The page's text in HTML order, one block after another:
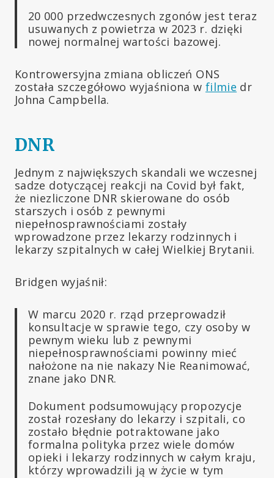
20 000 przedwczesnych zgonów jest teraz
usuwanych z powietrza w 2023 r. dzięki
nowej normalnej wartości bazowej.
Kontrowersyjna zmiana obliczeń ONS
została szczegółowo wyjaśniona w filmie dr
Johna Campbella.
DNR
Jednym z największych skandali we wczesnej
sadze dotyczącej reakcji na Covid był fakt,
że niezliczone DNR skierowane do osób
starszych i osób z pewnymi
niepełnosprawnościami zostały
wprowadzone przez lekarzy rodzinnych i
lekarzy szpitalnych w całej Wielkiej Brytanii.
Bridgen wyjaśnił:
W marcu 2020 r. rząd przeprowadził
konsultacje w sprawie tego, czy osoby w
pewnym wieku lub z pewnymi
niepełnosprawnościami powinny mieć
nałożone na nie nakazy Nie Reanimować,
znane jako DNR.
Dokument podsumowujący propozycje
został rozesłany do lekarzy i szpitali, co
zostało błędnie potraktowane jako
formalna polityka przez wiele domów
opieki i lekarzy rodzinnych w całym kraju,
którzy wprowadzili ją w życie w tym